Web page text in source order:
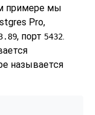
примере мы
Pro,
, порт 5432.
называется